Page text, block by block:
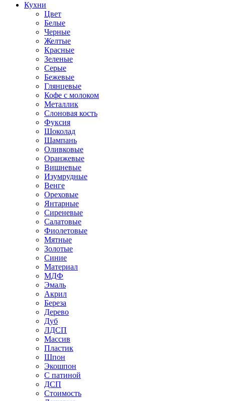
Кухни
Цвет
Белые
Черные
Желтые
Красные
Зеленые
Серые
Бежевые
Глянцевые
Кофе с молоком
Металлик
Слоновая кость
Фуксия
Шоколад
Шампань
Оливковые
Оранжевые
Вишневые
Изумрудные
Венге
Ореховые
Янтарные
Сиреневые
Салатовые
Фиолетовые
Мятные
Золотые
Синие
Материал
МДФ
Эмаль
Акрил
Береза
Дерево
Дуб
ЛДСП
Массив
Пластик
Шпон
Экошпон
С патиной
ДСП
Стоимость